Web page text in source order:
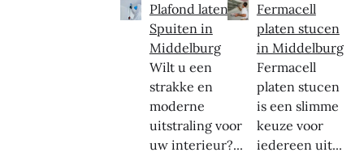
Plafond laten
Spuiten in
Middelburg
Wilt u een
strakke en
moderne
uitstraling voor
uw interieur?...
Fermacell
platen stucen
in Middelburg
Fermacell
platen stucen
is een slimme
keuze voor
iedereen uit...